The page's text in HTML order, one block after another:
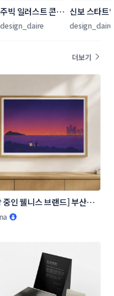
주빅 일러스트 콘테
스트
design_claire
신보 스타트
플랫폼
design_claire
더보기
중인 웰니스 브랜드] 부산의
간을 담은 일러스트 3종